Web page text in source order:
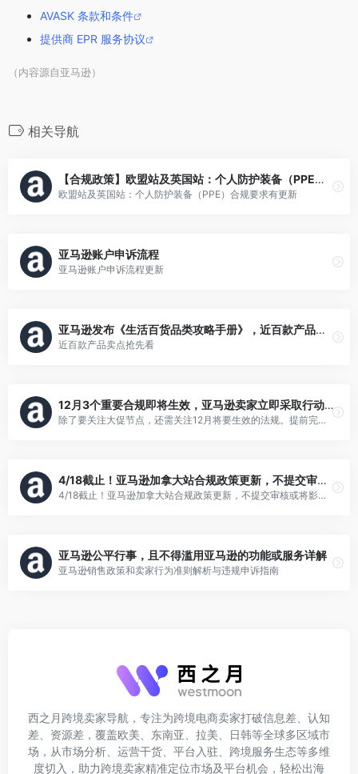
AVASK 条款和条件
提供商 EPR 服务协议
（内容源自亚马逊）
相关导航
【合规政策】欧盟站及英国站：个人防护装备（PPE）合规要求有更新，请及时关注
欧盟站及英国站：个人防护装备（PPE）合规要求有更新
亚马逊账户申诉流程
亚马逊账户申诉流程更新
亚马逊发布《生活百货品类攻略手册》，近百款产品卖点抢先看
近百款产品卖点抢先看
12月3个重要合规即将生效，亚马逊卖家立即采取行动，避免影响销售权限！
除了要关注大促节点，还需关注12月将要生效的法规。提前完成合规，避免对账户和ASIN销售权限产生影响。
4/18截止！亚马逊加拿大站合规政策更新，不提交审核或将影响销售！
4/18截止！亚马逊加拿大站合规政策更新，不提交审核或将影响销售！
亚马逊公平行事，且不得滥用亚马逊的功能或服务详解
亚马逊销售政策和卖家行为准则解析与违规申诉指南
西之月跨境卖家导航，专注为跨境电商卖家打破信息差、认知
差、资源差，覆盖欧美、东南亚、拉美、日韩等全球多区域市
场，从市场分析、运营干货、平台入驻、跨境服务生态等多维
度切入，助力跨境卖家精准定位市场及平台机会，轻松出海